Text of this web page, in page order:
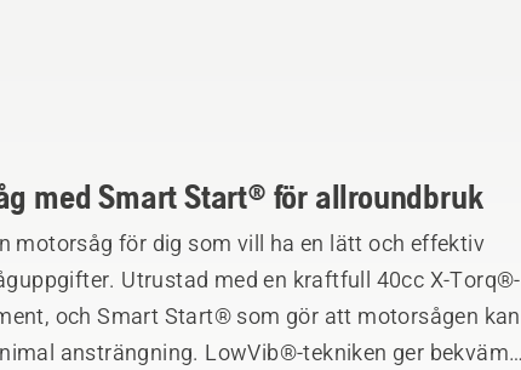
med Smart Start® för allroundbruk
motorsåg för dig som vill ha en lätt och effektiv
Utrustad med en kraftfull 40cc X-Torq®-
och Smart Start® som gör att motorsågen kan
ansträngning. LowVib®-tekniken ger bekväm